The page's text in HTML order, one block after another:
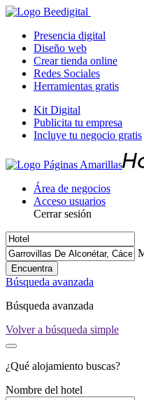
Presencia digital
Diseño web
Crear tienda online
Redes Sociales
Herramientas gratis
Kit Digital
Publicita tu empresa
Incluye tu negocio gratis
Área de negocios
Acceso usuarios
Cerrar sesión
Encuentra
Búsqueda avanzada
Búsqueda avanzada
Volver a búsqueda simple
¿Qué alojamiento buscas?
Nombre del hotel